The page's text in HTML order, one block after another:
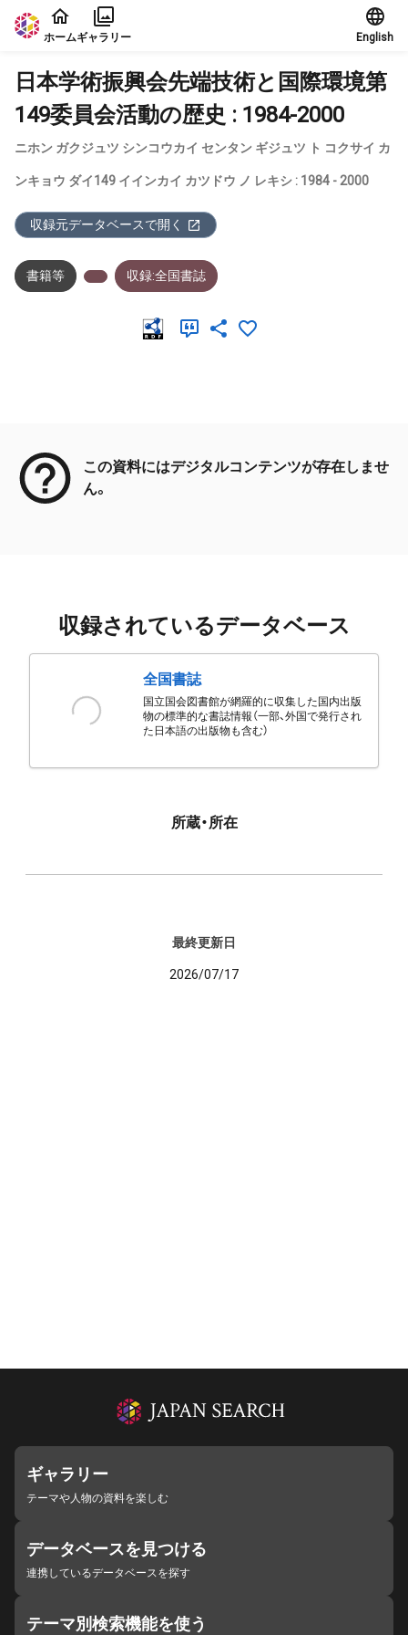
本文に飛ぶ
ホームギャラリー English
日本学術振興会先端技術と国際環境第
149委員会活動の歴史 : 1984-2000
ニホン ガクジュツ シンコウカイ センタン ギジュツ ト コクサイ カ
ンキョウ ダイ149 イインカイ カツドウ ノ レキシ : 1984 - 2000
収録元データベースで開く
書籍等 収録:全国書誌
この資料にはデジタルコンテンツが存在しませ
ん。
収録されているデータベース
全国書誌
国立国会図書館が網羅的に収集した国内出版
物の標準的な書誌情報（一部、外国で発行され
た日本語の出版物も含む）
所蔵・所在
最終更新日
2026/07/17
ギャラリー
テーマや人物の資料を楽しむ
データベースを見つける
連携しているデータベースを探す
テーマ別検索機能を使う